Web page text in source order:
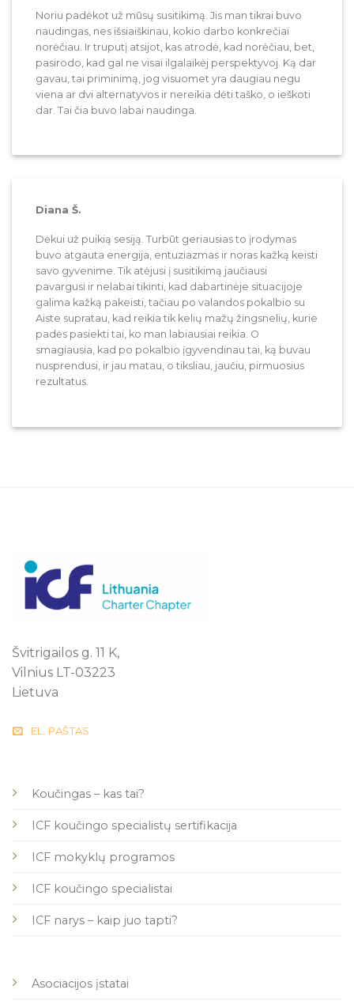
Noriu padėkot už mūsų susitikimą. Jis man tikrai buvo
naudingas, nes išsiaiškinau, kokio darbo konkrečiai
norėčiau. Ir truputį atsijot, kas atrodė, kad norėčiau, bet,
pasirodo, kad gal ne visai ilgalaikėj perspektyvoj. Ką dar
gavau, tai priminimą, jog visuomet yra daugiau negu
viena ar dvi alternatyvos ir nereikia dėti taško, o ieškoti
dar. Tai čia buvo labai naudinga.
Diana Š.
Dėkui už puikią sesiją. Turbūt geriausias to įrodymas
buvo atgauta energija, entuziazmas ir noras kažką keisti
savo gyvenime. Tik atėjusi į susitikimą jaučiausi
pavargusi ir nelabai tikinti, kad dabartinėje situacijoje
galima kažką pakeisti, tačiau po valandos pokalbio su
Aiste supratau, kad reikia tik kelių mažų žingsnelių, kurie
padės pasiekti tai, ko man labiausiai reikia. O
smagiausia, kad po pokalbio įgyvendinau tai, ką buvau
nusprendusi, ir jau matau, o tiksliau, jaučiu, pirmuosius
rezultatus.
Švitrigailos g. 11 K,
Vilnius LT-03223
Lietuva
EL. PAŠTAS
Koučingas – kas tai?
ICF koučingo specialistų sertifikacija
ICF mokyklų programos
ICF koučingo specialistai
ICF narys – kaip juo tapti?
Asociacijos įstatai